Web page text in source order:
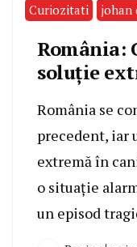
Curiozitati johan
România:
soluție
România se
precedent, iar
extremă în
o situație
un episod